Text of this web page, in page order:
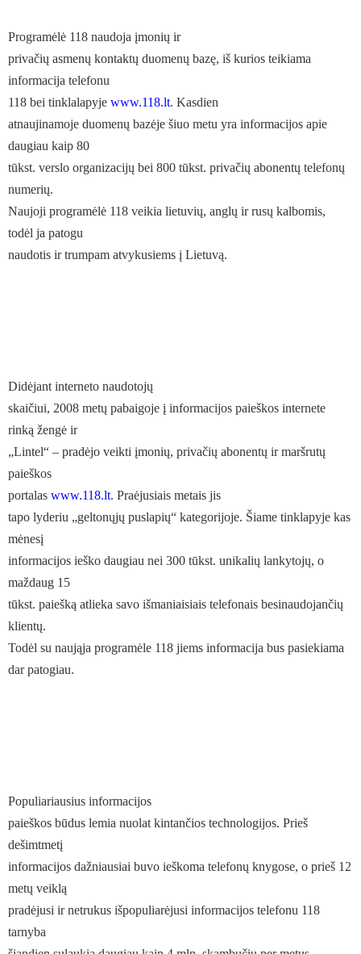
Programėlė 118 naudoja įmonių ir
privačių asmenų kontaktų duomenų bazę, iš kurios teikiama
informacija telefonu
118 bei tinklalapyje www.118.lt. Kasdien
atnaujinamoje duomenų bazėje šiuo metu yra informacijos apie
daugiau kaip 80
tūkst. verslo organizacijų bei 800 tūkst. privačių abonentų telefonų
numerių.
Naujoji programėlė 118 veikia lietuvių, anglų ir rusų kalbomis,
todėl ja patogu
naudotis ir trumpam atvykusiems į Lietuvą.
Didėjant interneto naudotojų
skaičiui, 2008 metų pabaigoje į informacijos paieškos internete
rinką žengė ir
„Lintel“ – pradėjo veikti įmonių, privačių abonentų ir maršrutų
paieškos
portalas www.118.lt. Praėjusiais metais jis
tapo lyderiu „geltonųjų puslapių“ kategorijoje. Šiame tinklapyje kas
mėnesį
informacijos ieško daugiau nei 300 tūkst. unikalių lankytojų, o
maždaug 15
tūkst. paiešką atlieka savo išmaniaisiais telefonais besinaudojančių
klientų.
Todėl su naująja programėle 118 jiems informacija bus pasiekiama
dar patogiau.
Populiariausius informacijos
paieškos būdus lemia nuolat kintančios technologijos. Prieš
dešimtmetį
informacijos dažniausiai buvo ieškoma telefonų knygose, o prieš 12
metų veiklą
pradėjusi ir netrukus išpopuliarėjusi informacijos telefonu 118
tarnyba